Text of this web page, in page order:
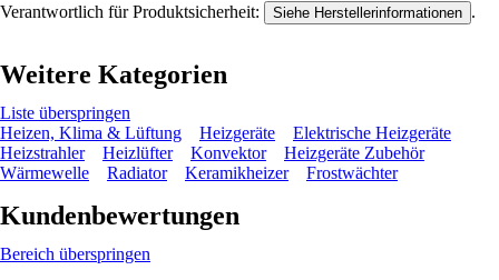
Verantwortlich für Produktsicherheit: Siehe Herstellerinformationen .
Weitere Kategorien
Liste überspringen
Heizen, Klima & Lüftung
Heizgeräte
Elektrische Heizgeräte
Heizstrahler
Heizlüfter Konvektor
Heizgeräte Zubehör
Wärmewelle
Radiator Keramikheizer Frostwächter
Kundenbewertungen
Bereich überspringen